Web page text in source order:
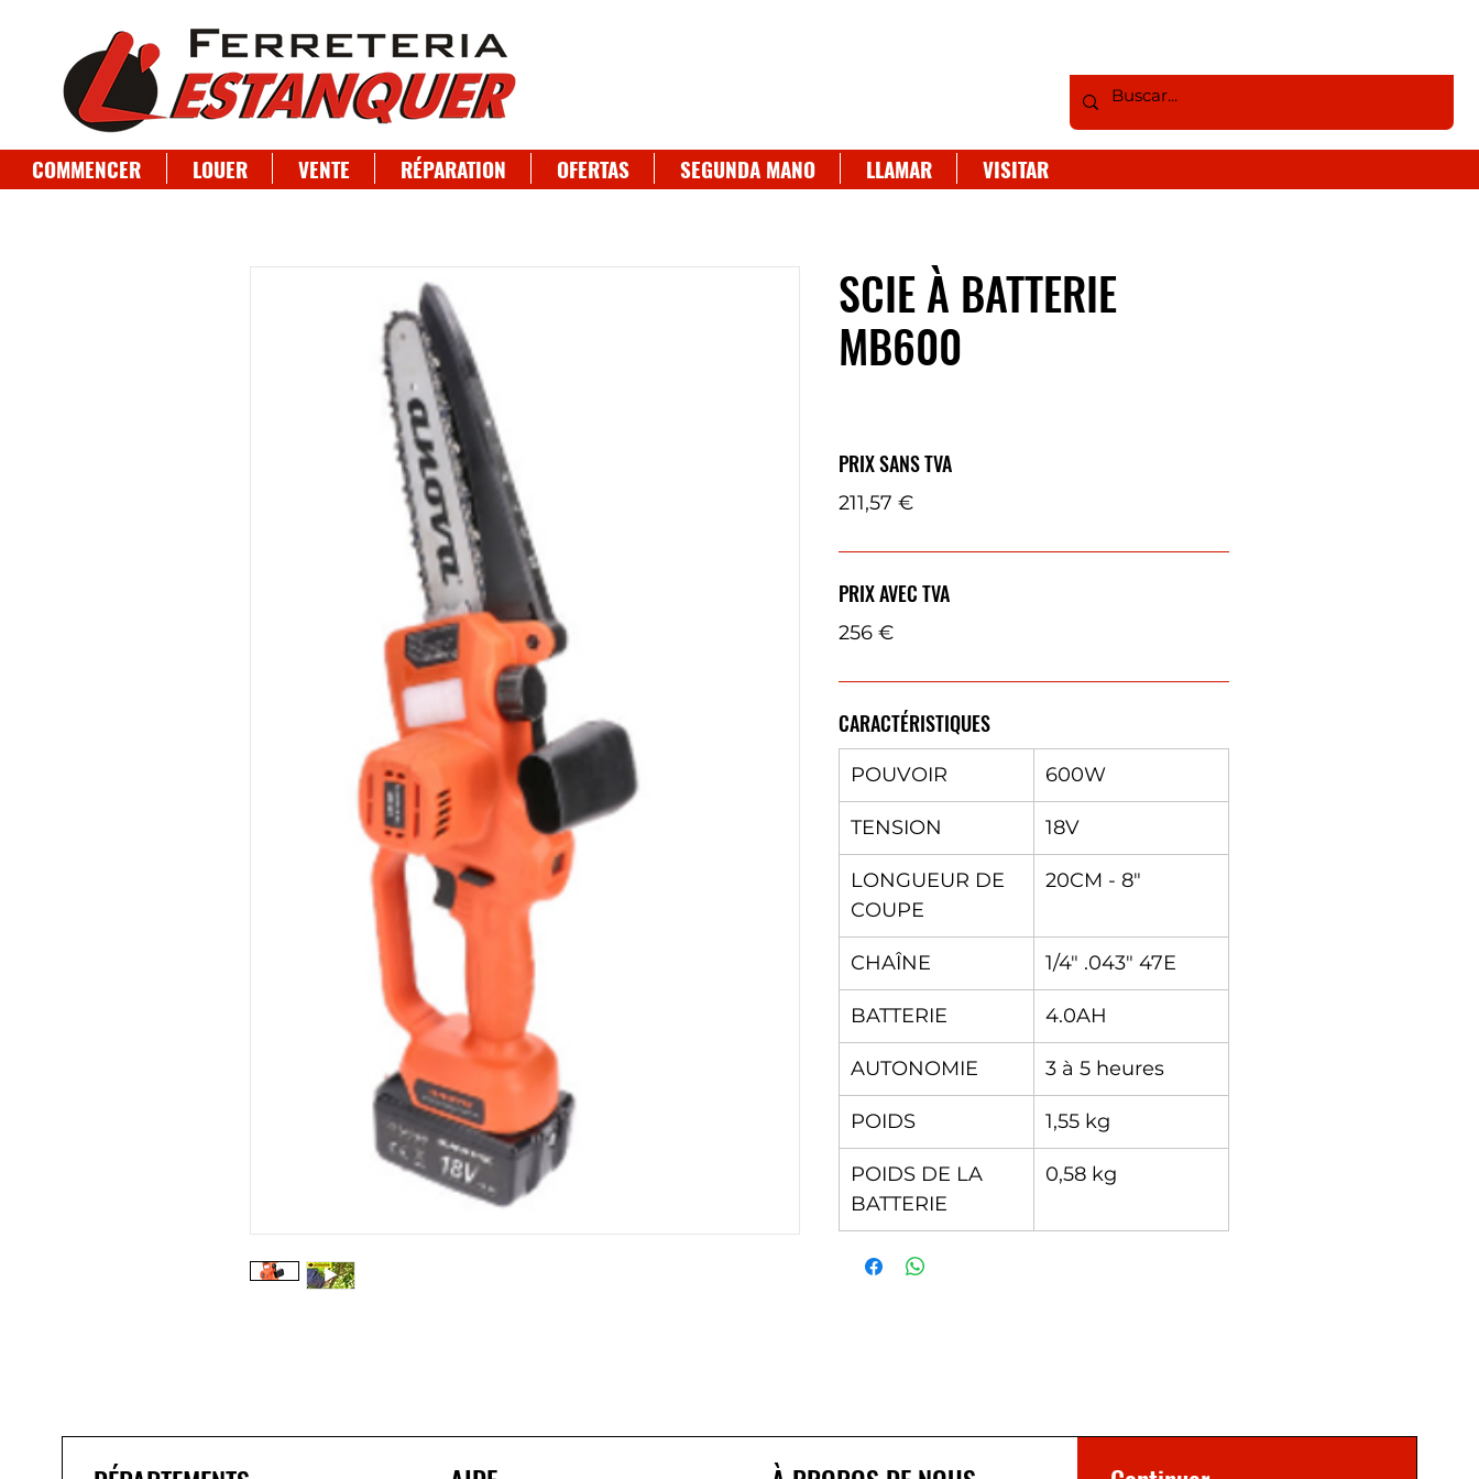
COMMENCER LOUER VENTE RÉPARATION OFERTAS SEGUNDA MANO LLAMAR VISITAR
SCIE À BATTERIE
MB600
PRIX SANS TVA
211,57 €
PRIX AVEC TVA
256 €
CARACTÉRISTIQUES
POUVOIR 600W
TENSION 18V
LONGUEUR DE
COUPE
20CM - 8"
CHAÎNE 1/4" .043" 47E
BATTERIE 4.0AH
AUTONOMIE 3 à 5 heures
POIDS 1,55 kg
POIDS DE LA
BATTERIE
0,58 kg